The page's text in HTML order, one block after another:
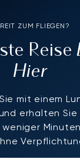
ZUM FLIEGEN?
Reise
Hier
mit einem
erhalten Sie